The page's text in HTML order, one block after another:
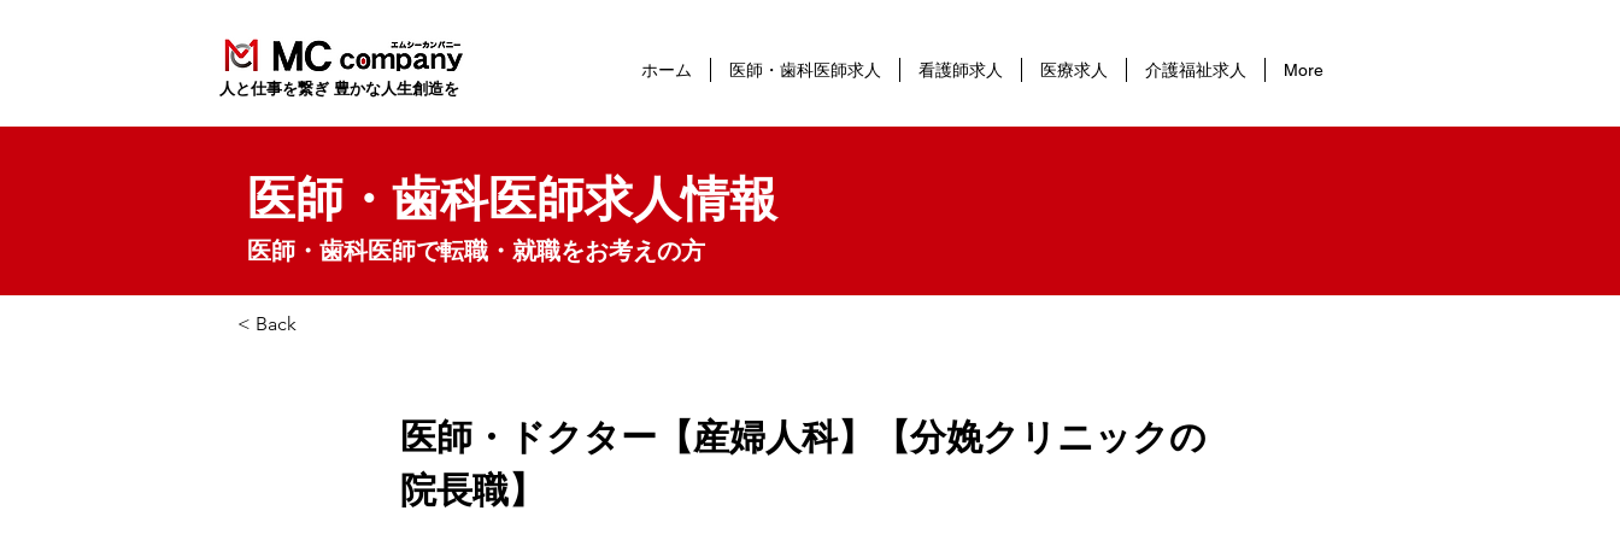
​人と仕事を繋ぎ 豊かな人生創造を
ホーム 医師・歯科医師求人 看護師求人 医療求人 介護福祉求人 More
医師・歯科医師求人情報
医師・歯科医師で転職・就職をお考えの方
< Back
医師・ドクター【産婦人科】【分娩クリニックの
院長職】